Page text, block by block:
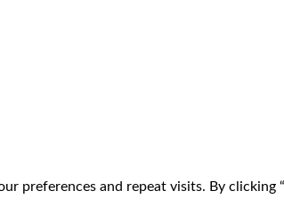
preferences and repeat visits. By clicking